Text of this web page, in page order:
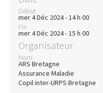
Début
mer 4 Déc 2024 - 14 h 00
Fin
mer 4 Déc 2024 - 15 h 00
Organisateur
Nom
ARS Bretagne
Assurance Maladie
Copil inter-URPS Bretagne